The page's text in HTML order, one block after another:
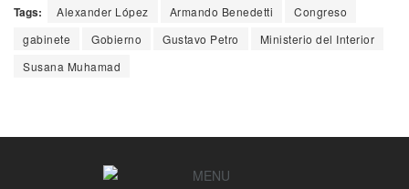
Tags: Alexander López Armando Benedetti
Congreso
gabinete
Gobierno Gustavo Petro
Ministerio del Interior
Susana Muhamad